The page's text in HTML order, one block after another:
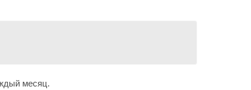
месяц.